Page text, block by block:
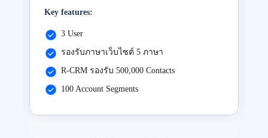
Key features:
3 User
รองรับภาษาเว็บไซต์ 5 ภาษา
R-CRM รองรับ 500,000 Contacts
100 Account Segments